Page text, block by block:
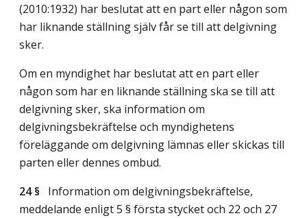
(2010:1932) har beslutat att en part eller någon som
har liknande ställning själv får se till att delgivning
sker.
Om en myndighet har beslutat att en part eller
någon som har en liknande ställning ska se till att
delgivning sker, ska information om
delgivningsbekräftelse och myndighetens
föreläggande om delgivning lämnas eller skickas till
parten eller dennes ombud.
24 § Information om delgivningsbekräftelse,
meddelande enligt 5 § första stycket och 22 och 27